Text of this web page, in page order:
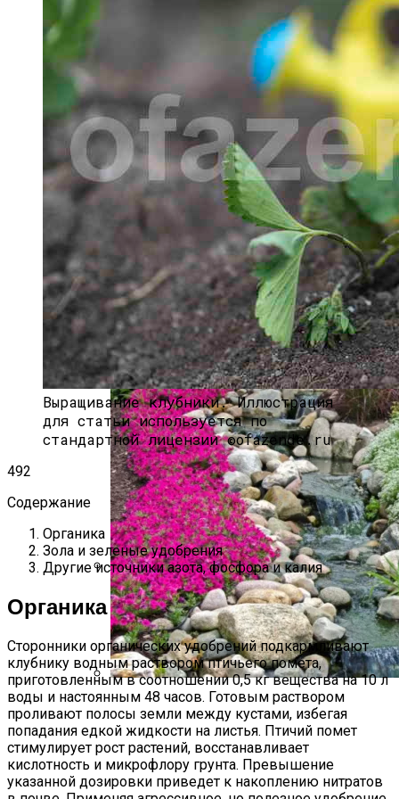
Солевой Раствор От Вредителей Для
Лука На Грядке
Какой Сорт Огурцов Посадить
Будущей Весной
Быстрорастущий Живой Забор —
Выбираем Правильные Растения
Альпийская Горка – Как Сделать
Своими Руками Быстро И Просто
Выращивание клубники.Иллюстрация
для статьи используется по
стандартной лицензии ©ofazende.ru
492
Содержание
Органика
Зола и зеленые удобрения
Другие источники азота, фосфора и калия
Органика
Сторонники органических удобрений подкармливают
клубнику водным раствором птичьего помета,
приготовленным в соотношении 0,5 кг вещества на 10 л
воды и настоянным 48 часов. Готовым раствором
проливают полосы земли между кустами, избегая
попадания едкой жидкости на листья. Птичий помет
стимулирует рост растений, восстанавливает
кислотность и микрофлору грунта. Превышение
указанной дозировки приведет к накоплению нитратов